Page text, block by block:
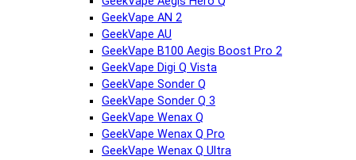
GeekVape AN 2
GeekVape AU
GeekVape B100 Aegis Boost Pro 2
GeekVape Digi Q Vista
GeekVape Sonder Q
GeekVape Sonder Q 3
GeekVape Wenax Q
GeekVape Wenax Q Pro
GeekVape Wenax Q Ultra